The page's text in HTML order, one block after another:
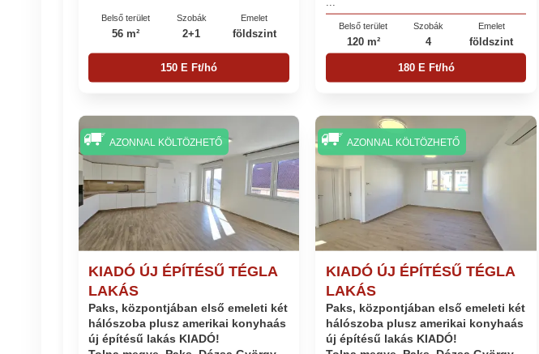
Belső terület
56 m²
Szobák
2+1
Emelet
földszint
150 E Ft/hó
Belső terület
120 m²
Szobák
4
Emelet
földszint
180 E Ft/hó
KIADÓ ÚJ ÉPÍTÉSŰ TÉGLA
LAKÁS
Paks, központjában első emeleti két
hálószoba plusz amerikai konyhaás
új építésű lakás KIADÓ!
AZONNAL KÖLTÖZHETŐ
KIADÓ ÚJ ÉPÍTÉSŰ TÉGLA
LAKÁS
Paks, központjában első emeleti két
hálószoba plusz amerikai konyhaás
új építésű lakás KIADÓ!
AZONNAL KÖLTÖZHETŐ